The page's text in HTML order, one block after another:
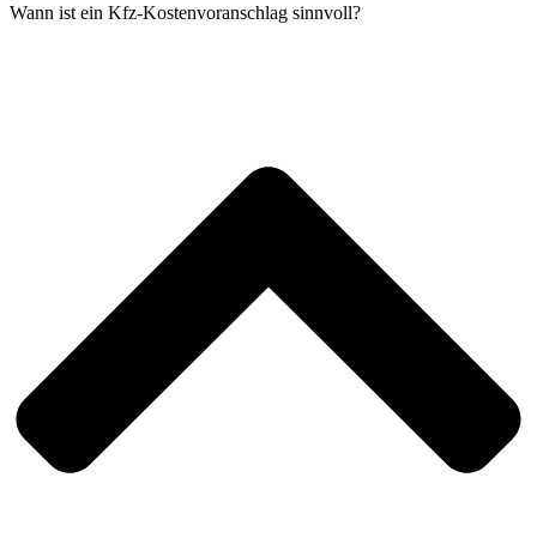
Wann ist ein Kfz-Kostenvoranschlag sinnvoll?